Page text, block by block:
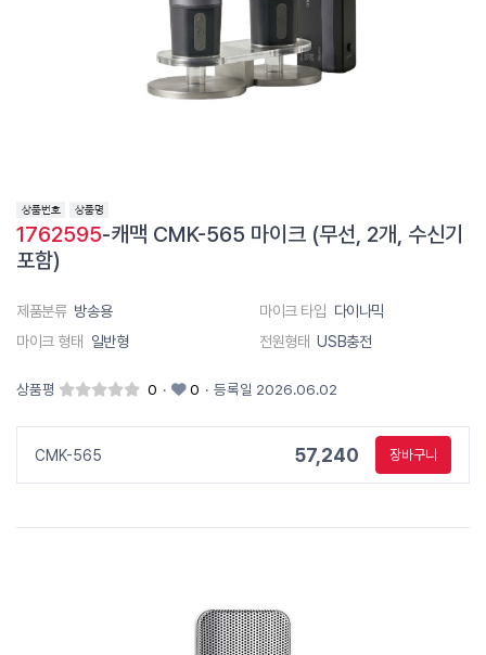
1762595-캐맥 CMK-565 마이크 (무선, 2개, 수신기
포함)
제품분류 방송용 마이크 타입 다이나믹
마이크 형태 일반형 전원형태 USB충전
상품평 0 · 0 · 등록일 2026.06.02
CMK-565 57,240 장바구니